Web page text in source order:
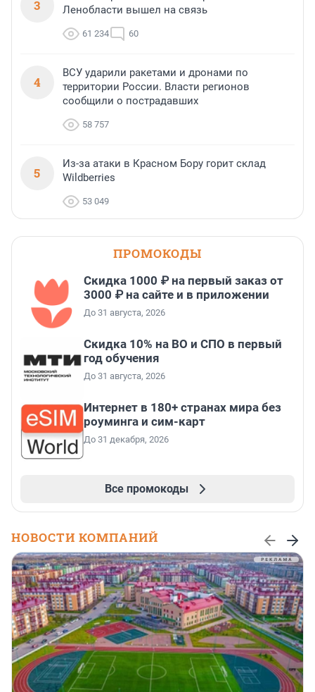
3
Ленобласти вышел на связь
61 234 60
4
ВСУ ударили ракетами и дронами по
территории России. Власти регионов
сообщили о пострадавших
58 757
5
Из-за атаки в Красном Бору горит склад
Wildberries
53 049
ПРОМОКОДЫ
Скидка 1000 ₽ на первый заказ от
3000 ₽ на сайте и в приложении
До 31 августа, 2026
Скидка 10% на ВО и СПО в первый
год обучения
До 31 августа, 2026
Интернет в 180+ странах мира без
роуминга и сим-карт
До 31 декабря, 2026
Все промокоды
НОВОСТИ КОМПАНИЙ